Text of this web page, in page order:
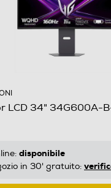
LCD 34" 34G600A-
disponibile
in 30' gratuito: